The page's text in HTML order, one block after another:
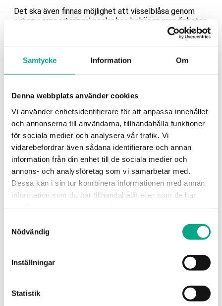
Samtycke Information Om
Denna webbplats använder cookies
Vi använder enhetsidentifierare för att anpassa innehållet
och annonserna till användarna, tillhandahålla funktioner
för sociala medier och analysera vår trafik. Vi
vidarebefordrar även sådana identifierare och annan
information från din enhet till de sociala medier och
annons- och analysföretag som vi samarbetar med.
Dessa kan i sin tur kombinera informationen med annan
information som du har tillhandahållit eller som de har
Nödvändig
Inställningar
Statistik
Det ska även finnas möjlighet att visselblåsa genom
externa rapporteringskanaler hos behöriga myndigheter.
Arbetsgivaren ska lämna tydlig och lättillgänglig
information om hur rapportering ska göras via såväl de
interna som de externa rapporteringskanalerna.
Det ska även bli tydligare för den rapporterande
personen hur man går till väga för att visselblåsa, både
identiteten hålls hemlig.
Mer information finns iArbetsgivarguiden.
Relaterade nyheter